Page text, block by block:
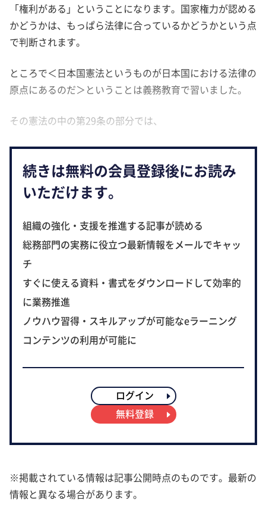
「権利がある」ということになります。国家権力が認める
かどうかは、もっぱら法律に合っているかどうかという点
で判断されます。
ところで＜日本国憲法というものが日本国における法律の
原点にあるのだ＞ということは義務教育で習いました。
その憲法の中の第29条の部分では、
続きは無料の会員登録後にお読み
いただけます。
組織の強化・支援を推進する記事が読める
総務部門の実務に役立つ最新情報をメールでキャッ
チ
すぐに使える資料・書式をダウンロードして効率的
に業務推進
ノウハウ習得・スキルアップが可能なeラーニング
コンテンツの利用が可能に
ログイン
無料登録
※掲載されている情報は記事公開時点のものです。最新の
情報と異なる場合があります。